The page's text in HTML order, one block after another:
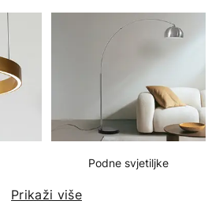
Podne svjetiljke
Prikaži više